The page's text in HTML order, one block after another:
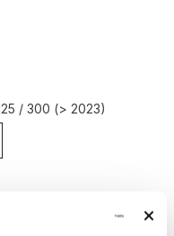
/ 300 (> 2023)